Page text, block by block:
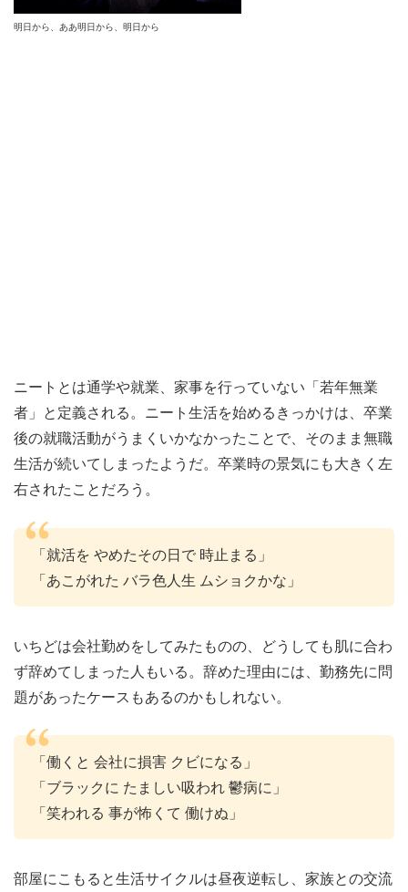
明日から、ああ明日から、明日から
ニートとは通学や就業、家事を行っていない「若年無業
者」と定義される。ニート生活を始めるきっかけは、卒業
後の就職活動がうまくいかなかったことで、そのまま無職
生活が続いてしまったようだ。卒業時の景気にも大きく左
右されたことだろう。
「就活を やめたその日で 時止まる」
「あこがれた バラ色人生 ムショクかな」
いちどは会社勤めをしてみたものの、どうしても肌に合わ
ず辞めてしまった人もいる。辞めた理由には、勤務先に問
題があったケースもあるのかもしれない。
「働くと 会社に損害 クビになる」
「ブラックに たましい吸われ 鬱病に」
「笑われる 事が怖くて 働けぬ」
部屋にこもると生活サイクルは昼夜逆転し、家族との交流